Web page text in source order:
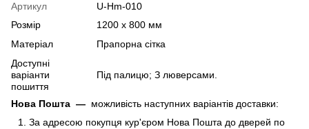
Артикул
U-Hm-010
Розмір
1200 х 800 мм
Матеріал
Прапорна сітка
Доступні
варіанти
пошиття
Під палицю; З люверсами.
Нова Пошта — можливість наступних варіантів доставки:
За адресою покупця кур'єром Нова Пошта до дверей по